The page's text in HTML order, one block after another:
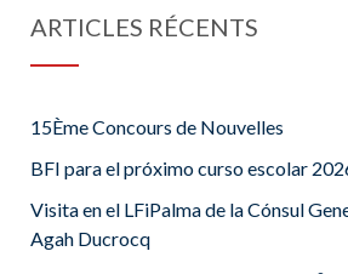
ARTICLES RÉCENTS
15Ème Concours de Nouvelles
BFI para el próximo curso escolar
Visita en el LFiPalma de la Cónsul
Agah Ducrocq